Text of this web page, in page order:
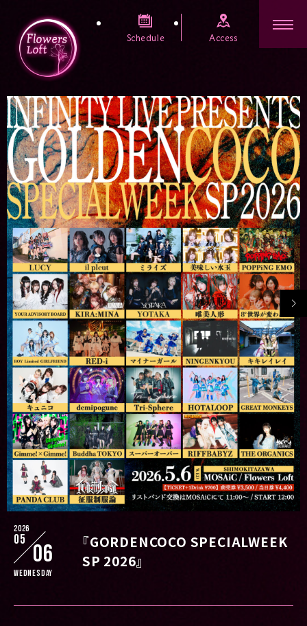
Schedule Access
2026
05
06
Wednesday
『GORDENCOCO SPECIALWEEK
SP 2026』